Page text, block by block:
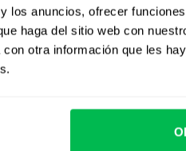
los anuncios, ofrecer
haga del sitio web con
otra información que les
quién debe
buscando;
personalidad